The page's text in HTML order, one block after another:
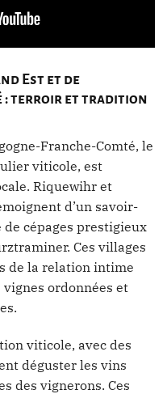
Est et de
: terroir et tradition
Franche-Comté, le
viticole, est
Riquewihr et
d’un savoir-
cépages prestigieux
Ces villages
de la relation intime
vignes ordonnées et
viticole, avec des
déguster les vins
des vignerons. Ces